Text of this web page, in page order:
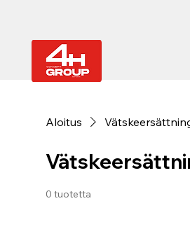
Aloitus
0 tuotetta